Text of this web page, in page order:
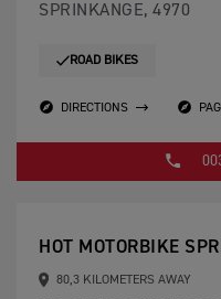
SPRINKANGE, 4970
ROAD BIKES
DIRECTIONS
HOT MOTORBIKE
80,3 KILOMETERS AWAY